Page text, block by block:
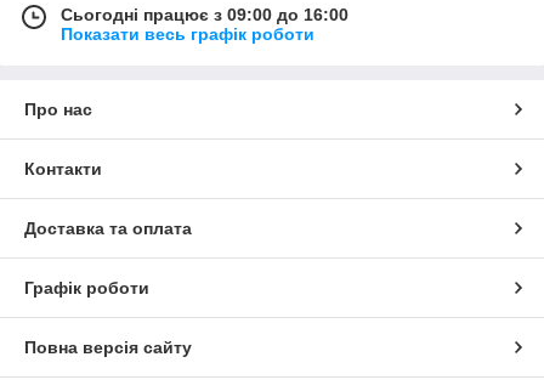
Сьогодні працює з 09:00 до 16:00
Показати весь графік роботи
Про нас
Контакти
Доставка та оплата
Графік роботи
Повна версія сайту